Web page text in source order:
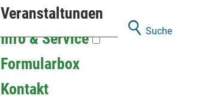
Suche
Veranstaltungen
Info & Service
Formularbox
Kontakt